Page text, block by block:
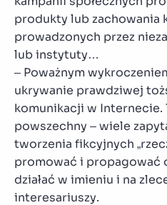
produkty lub zachowania
prowadzonych przez
lub instytuty…
– Poważnym
ukrywanie prawdziwej
komunikacji w
powszechny – wiele
tworzenia fikcyjnych
promować i propagować
działać w imieniu i na
interesariuszy.